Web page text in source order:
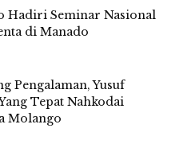
Hadiri Seminar Nasional
di Manado
Pengalaman, Yusuf
Tepat Nahkodai
Molango